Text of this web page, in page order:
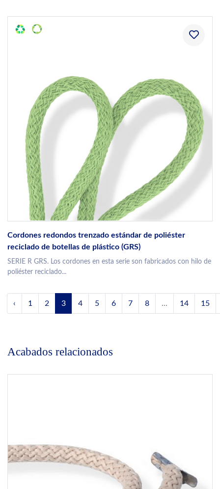
Cordones redondos trenzado estándar de poliéster
reciclado de botellas de plástico (GRS)
SERIE R GRS. Los cordones en esta serie son fabricados con hilo de
poliéster reciclado...
‹ 1 2 3 4 5 6 7 8 ... 14 15
Acabados relacionados